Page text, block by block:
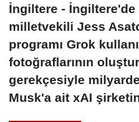
İngiltere -
milletvekili Jess
programı Grok
fotoğraflarının
gerekçesiyle
Musk'a ait xAI